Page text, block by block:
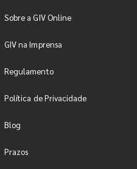
Sobre a GIV Online
GIV na Imprensa
Regulamento
Política de Privacidade
Blog
Prazos